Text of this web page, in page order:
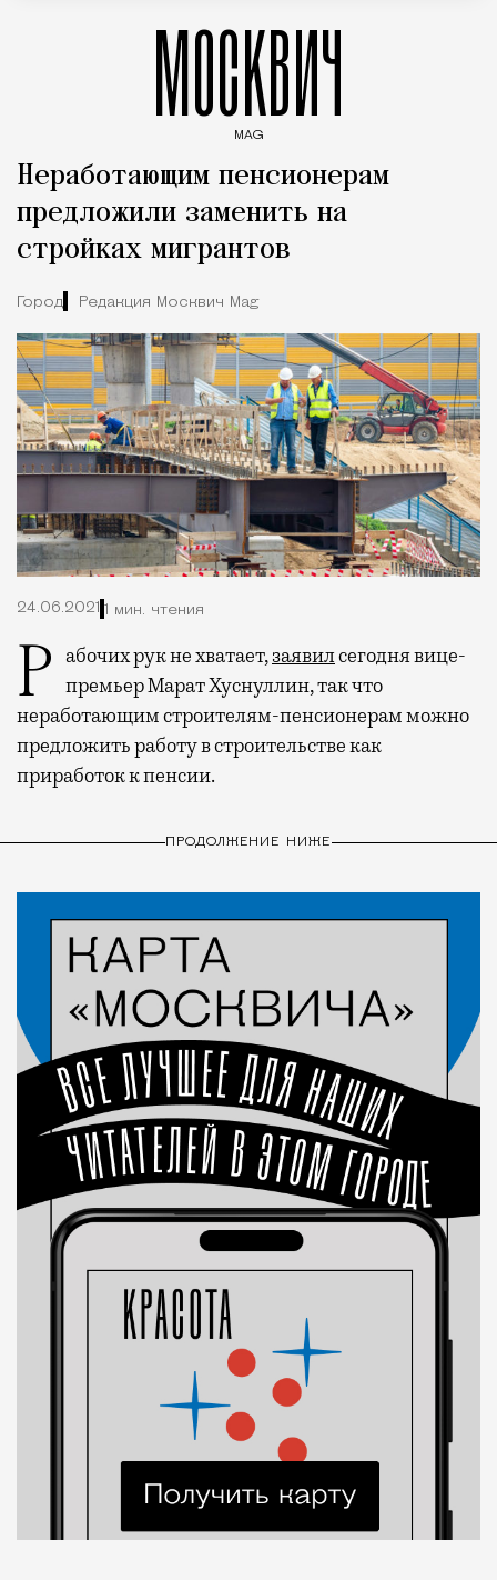
МОСКВИЧ
MAG
Неработающим пенсионерам
предложили заменить на
стройках мигрантов
Город Редакция Москвич Mag
24.06.2021 1 мин. чтения
Рабочих рук не хватает,заявилсегодня вице-
премьер Марат Хуснуллин, так что
неработающим строителям-пенсионерам можно
предложить работу в строительстве как
приработок к пенсии.
ПРОДОЛЖЕНИЕ НИЖЕ